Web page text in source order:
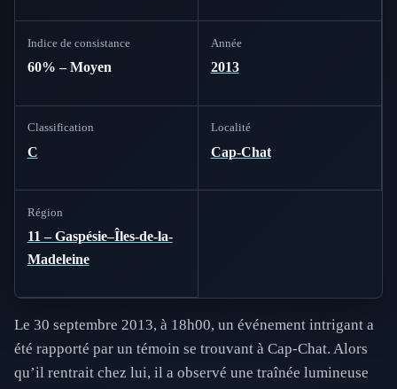
Indice de consistance
60% – Moyen
Année
2013
Classification
C
Localité
Cap-Chat
Région
11 – Gaspésie–Îles-de-la-
Madeleine
Le 30 septembre 2013, à 18h00, un événement intrigant a
été rapporté par un témoin se trouvant à Cap-Chat. Alors
qu’il rentrait chez lui, il a observé une traînée lumineuse